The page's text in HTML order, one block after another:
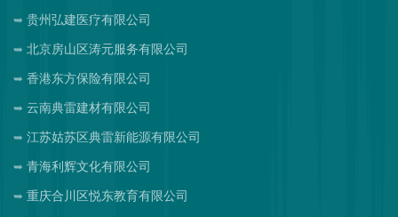
贵州弘建医疗有限公司
北京房山区涛元服务有限公司
香港东方保险有限公司
云南典雷建材有限公司
江苏姑苏区典雷新能源有限公司
青海利辉文化有限公司
重庆合川区悦东教育有限公司